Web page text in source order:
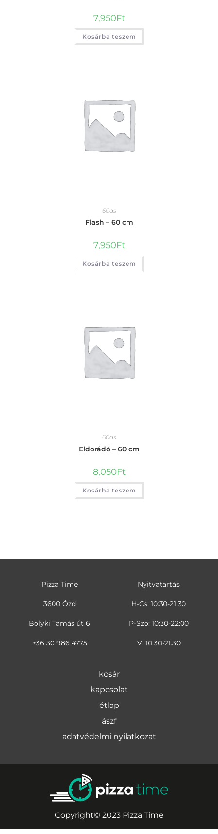
7,950Ft
Kosárba teszem
60as
Flash – 60 cm
7,950Ft
Kosárba teszem
60as
Eldorádó – 60 cm
8,050Ft
Kosárba teszem
Pizza Time
3600 Ózd
Bolyki Tamás út 6
+36 30 986 4775
Nyitvatartás
H-Cs: 10:30-21:30
P-Szo: 10:30-22:00
V: 10:30-21:30
kosár
kapcsolat
étlap
ászf
adatvédelmi nyilatkozat
Copyright© 2023 Pizza Time